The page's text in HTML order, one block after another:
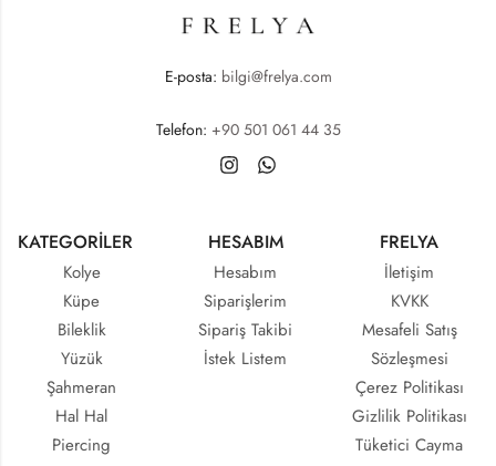
E-posta: bilgi@frelya.com
Telefon: +90 501 061 44 35
KATEGORİLER
Kolye
Küpe
Bileklik
Yüzük
Şahmeran
Hal Hal
Piercing
HESABIM
Hesabım
Siparişlerim
Sipariş Takibi
İstek Listem
FRELYA
İletişim
KVKK
Mesafeli Satış
Sözleşmesi
Çerez Politikası
Gizlilik Politikası
Tüketici Cayma